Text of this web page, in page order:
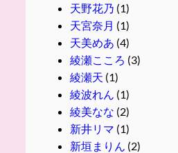
天野花乃 (1)
天宮奈月 (1)
天美めあ (4)
綾瀬こころ (3)
綾瀬天 (1)
綾波れん (1)
綾美なな (2)
新井リマ (1)
新垣まりん (2)